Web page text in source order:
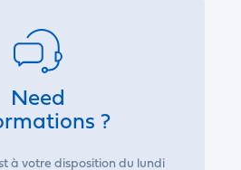
Need
?
à votre disposition du lundi